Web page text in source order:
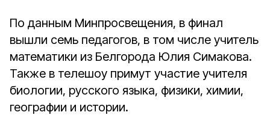
По данным Минпросвещения, в финал
вышли семь педагогов, в том числе учитель
математики из Белгорода Юлия Симакова.
Также в телешоу примут участие учителя
биологии, русского языка, физики, химии,
географии и истории.